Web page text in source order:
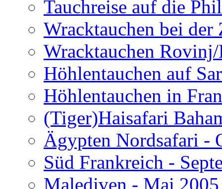
Tauchreise auf die
Wracktauchen bei der
Wracktauchen
Höhlentauchen auf
Höhlentauchen in
(Tiger)Haisafari
Ägypten Nordsafari -
Süd Frankreich -
Malediven - Mai 2005